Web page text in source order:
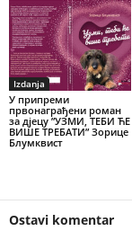
Izdanja
У припреми
првонаграђени роман
за дјецу ”УЗМИ, ТЕБИ ЋЕ
ВИШЕ ТРЕБАТИ” Зорице
Блумквист
Ostavi komentar